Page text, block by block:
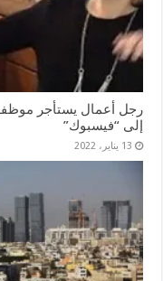
رجل أعمال يستأجر
إلى “فيسبوك”
13 يناير، 2022